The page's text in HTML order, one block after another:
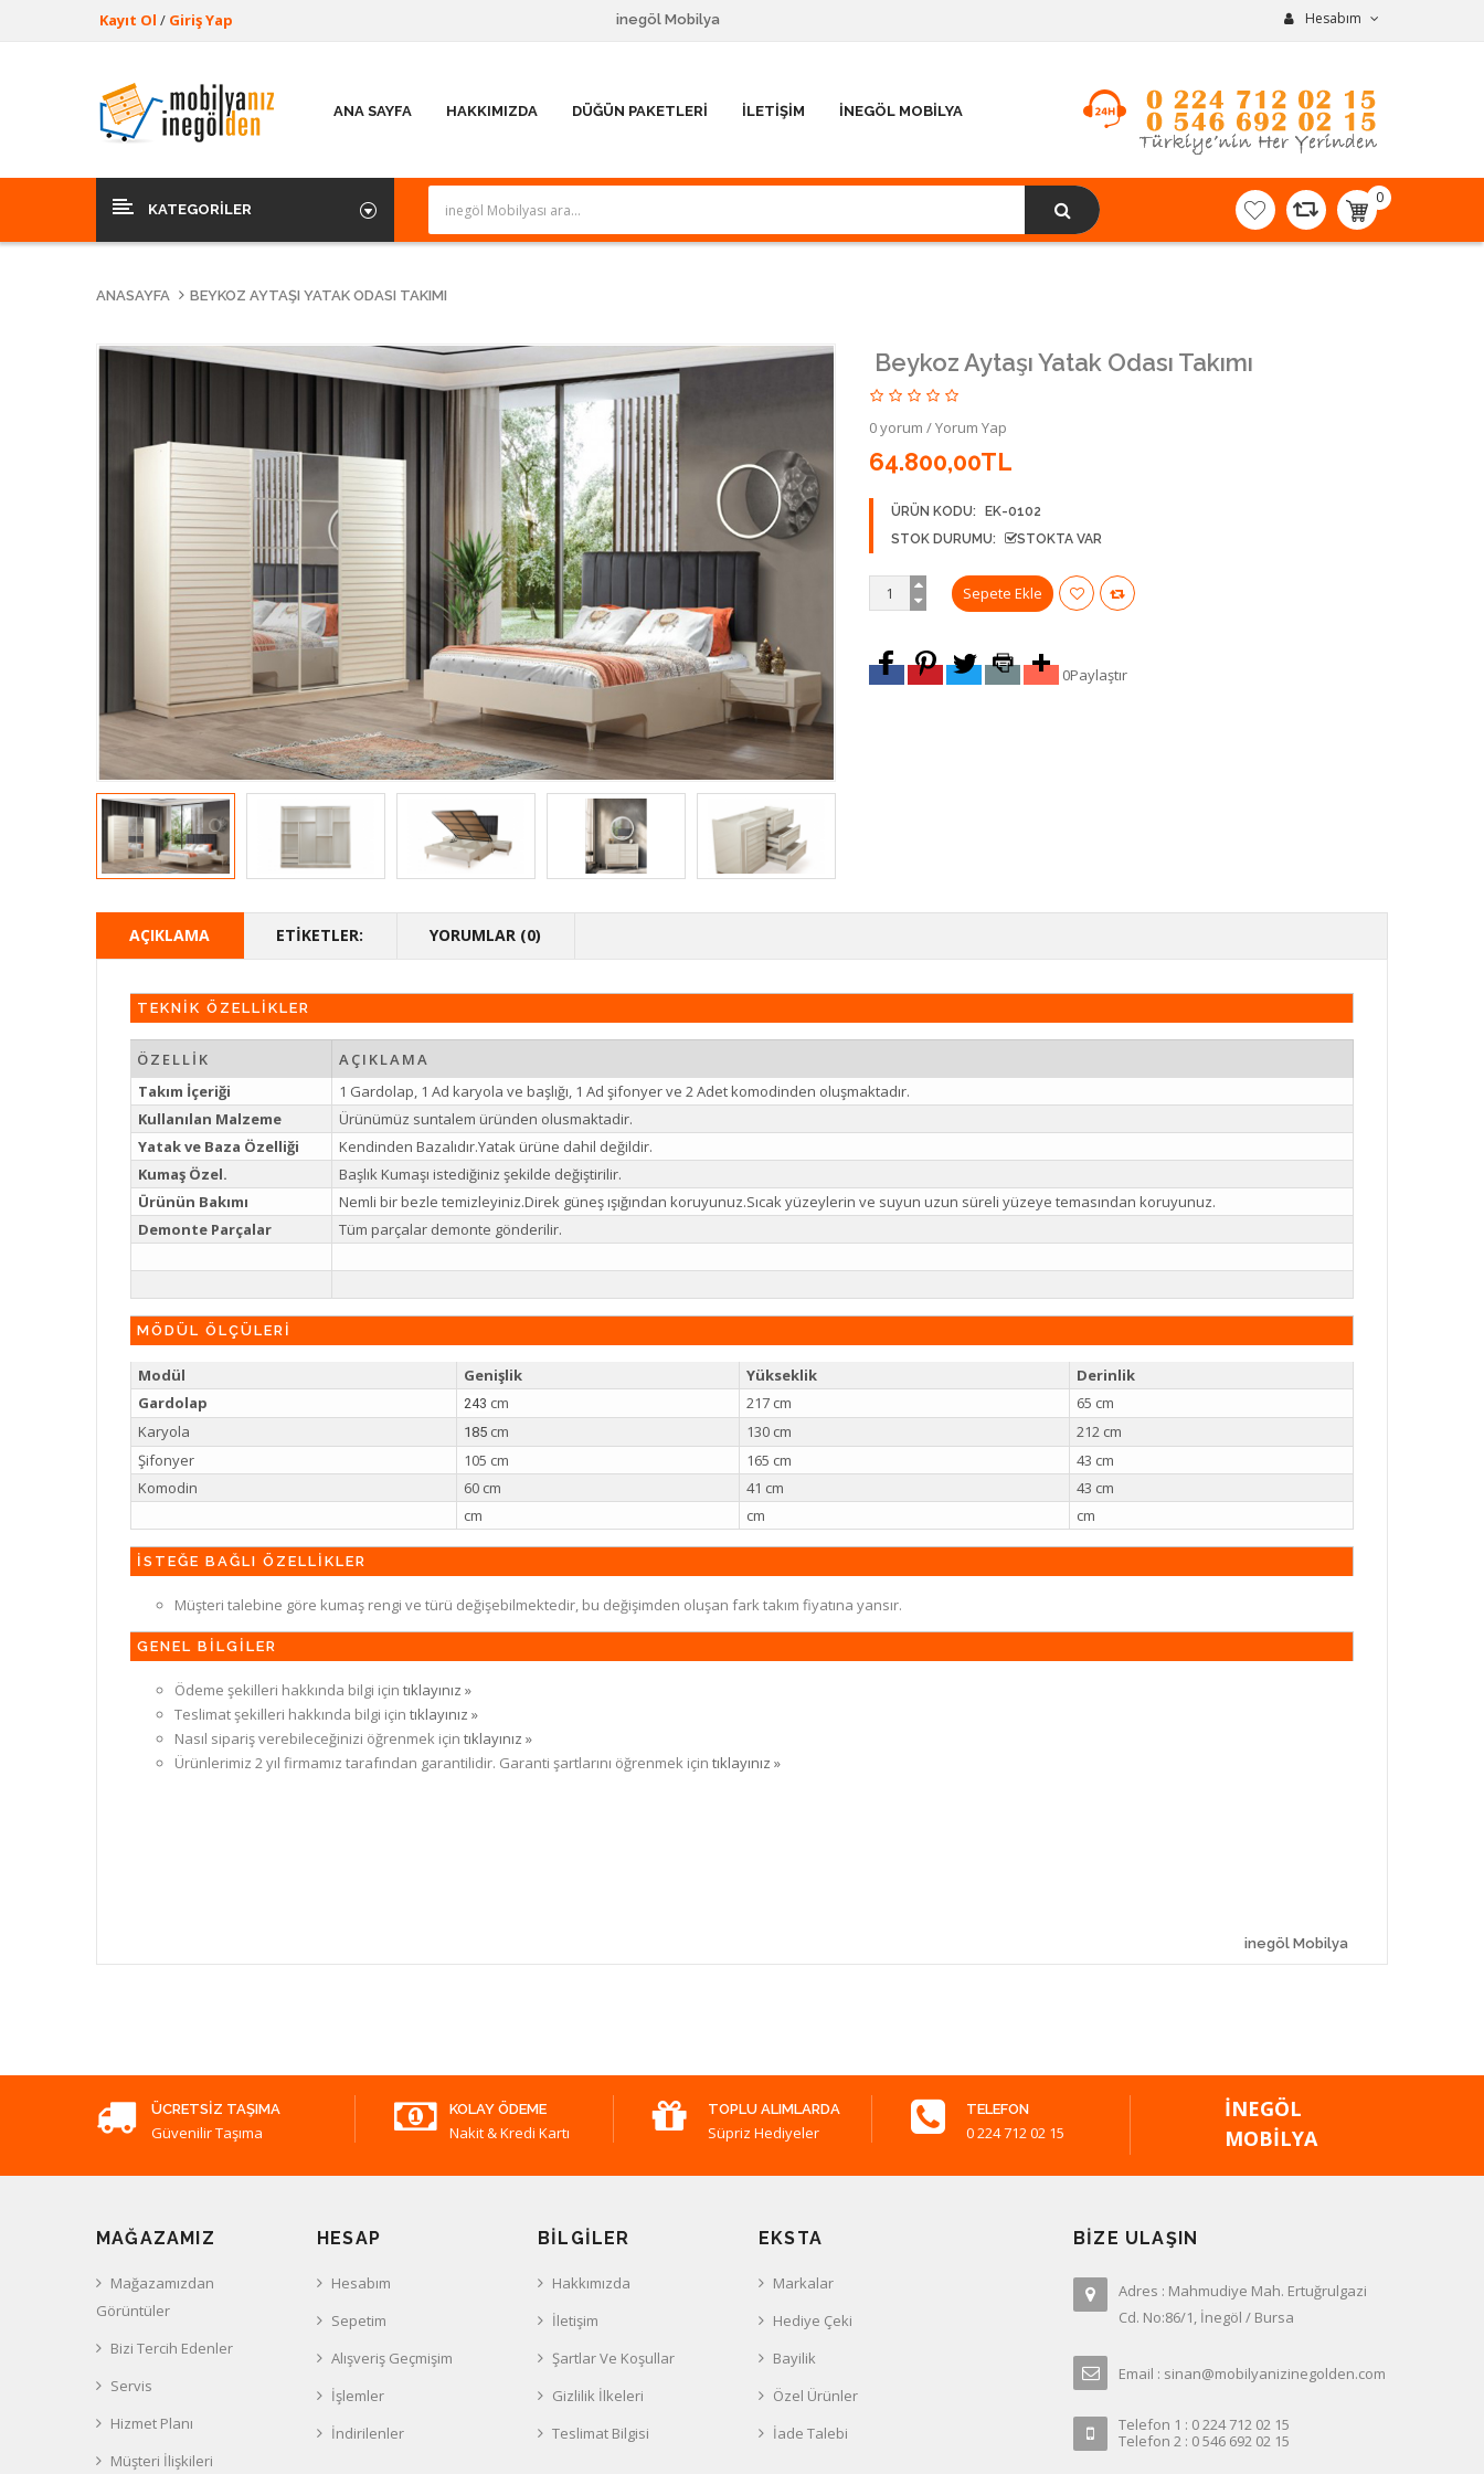
inegöl Mobilya
Kayıt Ol / Giriş Yap Hesabım
ANA SAYFA HAKKIMIZDA DÜĞÜN PAKETLERI İLETIŞIM İNEGÖL MOBILYA
KATEGORILER
0
item(s)
-
ANASAYFA BEYKOZ AYTAŞI YATAK ODASI TAKIMI
Beykoz Aytaşı Yatak Odası Takımı
0 yorum /Yorum Yap
64.800,00TL
ÜRÜN KODU:
EK-0102
STOK DURUMU:
STOKTA VAR
0Paylaştır
AÇIKLAMA ETIKETLER: YORUMLAR (0)
TEKNİK ÖZELLİKLER
ÖZELLİK
AÇIKLAMA
Takım İçeriği
1 Gardolap, 1 Ad karyola ve başlığı, 1 Ad şifonyer ve 2 Adet komodinden oluşmaktadır.
Kullanılan Malzeme
Ürünümüz suntalem üründen olusmaktadir.
Yatak ve Baza Özelliği
Kendinden Bazalıdır.Yatak ürüne dahil değildir.
Kumaş Özel.
Başlık Kumaşı istediğiniz şekilde değiştirilir.
Ürünün Bakımı
Nemli bir bezle temizleyiniz.Direk güneş ışığından koruyunuz.Sıcak yüzeylerin ve suyun uzun süreli yüzeye temasından koruyunuz.
Demonte Parçalar
Tüm parçalar demonte gönderilir.
MÖDÜL ÖLÇÜLERİ
Modül Genişlik Yükseklik
Derinlik
Gardolap
243 cm 217 cm
65 cm
Karyola
185 cm 130 cm
212 cm
Şifonyer
105 cm 165 cm
43 cm
Komodin
60 cm 41 cm
43 cm
cm
cm cm
İSTEĞE BAĞLI ÖZELLİKLER
Müşteri talebine göre kumaş rengi ve türü değişebilmektedir, bu değişimden oluşan fark takım fiyatına yansır.
GENEL BİLGİLER
Ödeme şekilleri hakkında bilgi için tıklayınız »
Teslimat şekilleri hakkında bilgi için tıklayınız »
Nasıl sipariş verebileceğinizi öğrenmek için tıklayınız »
Ürünlerimiz 2 yıl firmamız tarafından garantilidir. Garanti şartlarını öğrenmek için tıklayınız »
inegöl Mobilya
ÜCRETSIZ TAŞIMA
Güvenilir Taşıma
KOLAY ÖDEME
Nakit & Kredi Kartı
TOPLU ALIMLARDA
Süpriz Hediyeler
TELEFON
0 224 712 02 15
İNEGÖL
MOBILYA
MAĞAZAMIZ
Mağazamızdan
Görüntüler
Bizi Tercih Edenler
Servis
Hizmet Planı
Müşteri İlişkileri
HESAP
Hesabım
Sepetim
Alışveriş Geçmişim
İşlemler
İndirilenler
BILGILER
Hakkımızda
İletişim
Şartlar Ve Koşullar
Gizlilik İlkeleri
Teslimat Bilgisi
EKSTA
Markalar
Hediye Çeki
Bayilik
Özel Ürünler
İade Talebi
BIZE ULAŞIN
Adres : Mahmudiye Mah. Ertuğrulgazi
Cd. No:86/1, İnegöl / Bursa
Email : sinan@mobilyanizinegolden.com
Telefon 1 : 0 224 712 02 15
Telefon 2 : 0 546 692 02 15